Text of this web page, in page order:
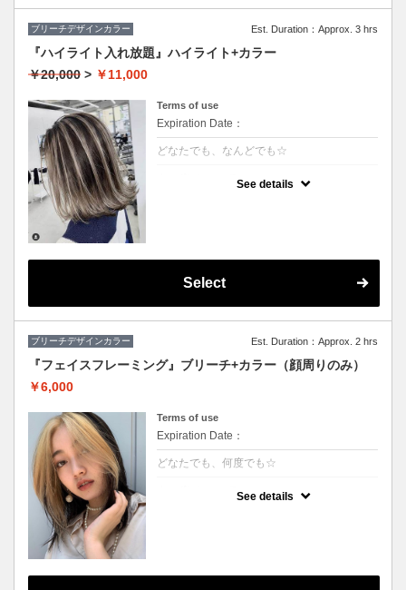
ブリーチデザインカラー Est. Duration：Approx. 3 hrs
『ハイライト入れ放題』ハイライト+カラー
￥20,000 > ￥11,000
Terms of use
Expiration Date：
どなたでも、なんどでも☆
See details
Select
ブリーチデザインカラー Est. Duration：Approx. 2 hrs
『フェイスフレーミング』ブリーチ+カラー（顔周りのみ）
￥6,000
Terms of use
Expiration Date：
どなたでも、何度でも☆
See details